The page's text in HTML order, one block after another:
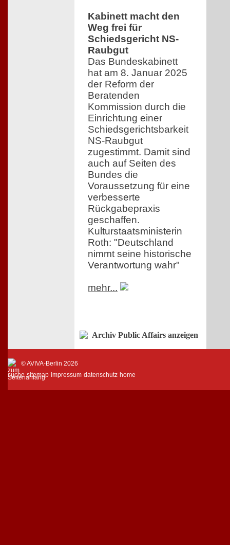
Kabinett macht den
Weg frei für
Schiedsgericht NS-
Raubgut
Das Bundeskabinett
hat am 8. Januar 2025
der Reform der
Beratenden
Kommission durch die
Einrichtung einer
Schiedsgerichtsbarkeit
NS-Raubgut
zugestimmt. Damit sind
auch auf Seiten des
Bundes die
Voraussetzung für eine
verbesserte
Rückgabepraxis
geschaffen.
Kulturstaatsministerin
Roth: "Deutschland
nimmt seine historische
Verantwortung wahr"
mehr...
Archiv Public Affairs anzeigen
© AVIVA-Berlin 2026
suche sitemap impressum datenschutz home